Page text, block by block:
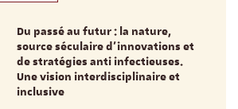
Du passé au futur : la nature,
source séculaire d’innovations et
de stratégies anti infectieuses.
Une vision interdisciplinaire et
inclusive